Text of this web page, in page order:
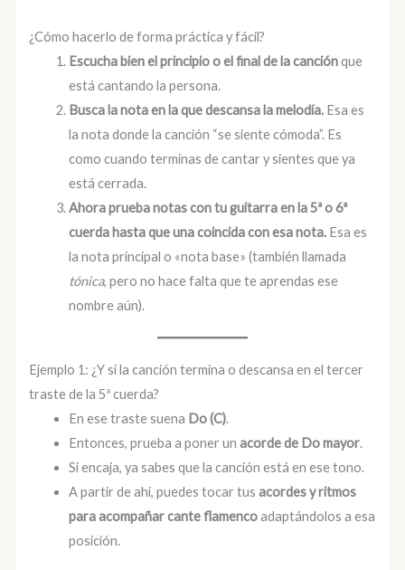
¿Cómo hacerlo de forma práctica y fácil?
Escucha bien el principio o el final de la canciónque
está cantando la persona.
Busca la nota en la que descansa la melodía. Esa es
la nota donde la canción “se siente cómoda”. Es
como cuando terminas de cantar y sientes que ya
está cerrada.
Ahora prueba notas con tu guitarra en la 5ª o 6ª
cuerda hasta que una coincida con esa nota. Esa es
la nota principal o «nota base» (también llamada
tónica, pero no hace falta que te aprendas ese
nombre aún).
Ejemplo 1: ¿Y si la canción termina o descansa en el tercer
traste de la 5ª cuerda?
En ese traste suena Do (C).
Entonces, prueba a poner unacorde de Do mayor.
Si encaja, ya sabes que la canción está en ese tono.
A partir de ahí, puedes tocar tusacordes y ritmos
para acompañar cante flamencoadaptándolos a esa
posición.